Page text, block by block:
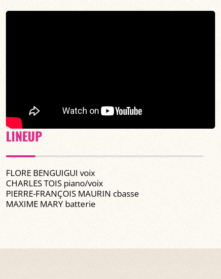
LINEUP
FLORE BENGUIGUI voix
CHARLES TOIS piano/voix
PIERRE-FRANÇOIS MAURIN cbasse
MAXIME MARY batterie